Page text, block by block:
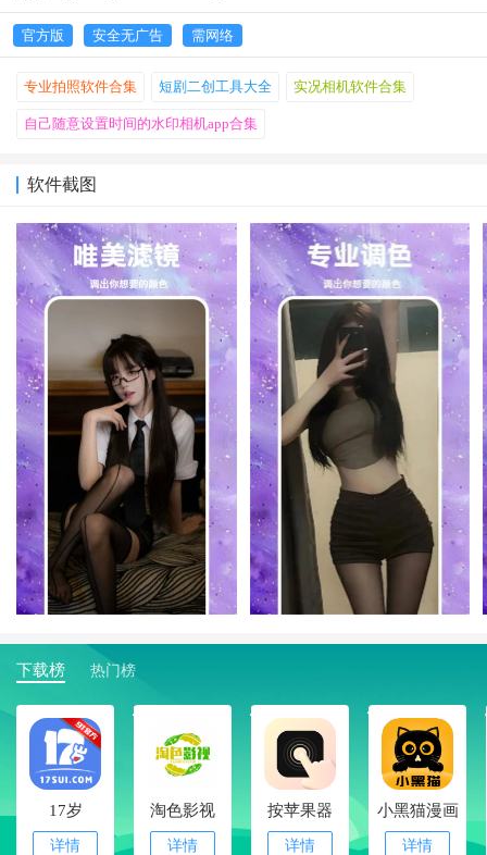
官方版 安全无广告 需网络
专业拍照软件合集 短剧二创工具大全 实况相机软件合集
自己随意设置时间的水印相机app合集
软件截图
下载榜 热门榜
1
17岁
详情
2
淘色影视
详情
3
按苹果器
详情
4
小黑猫漫画
详情